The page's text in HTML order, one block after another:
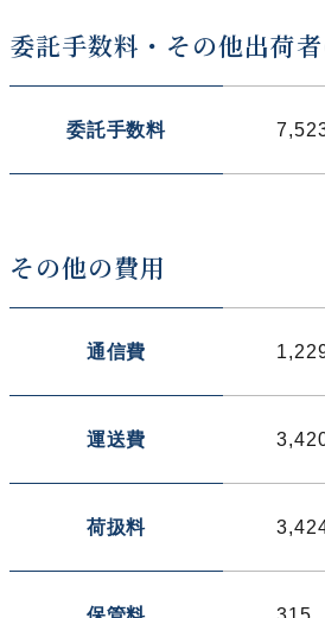
委託手数料・その他出荷
委託手数料
その他の費用
通信費
運送費
荷扱料